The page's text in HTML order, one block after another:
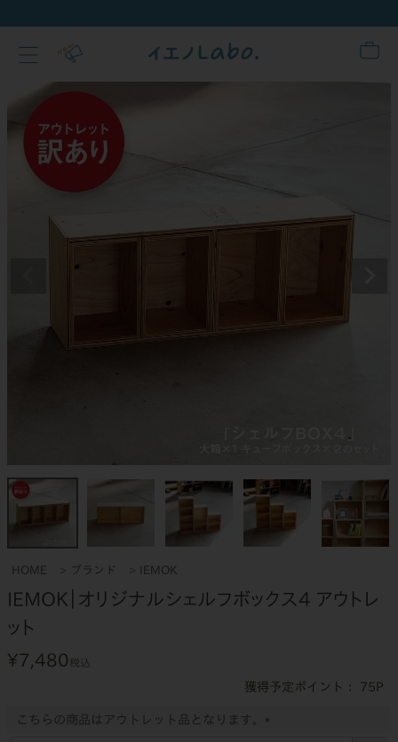
HOME ブランド IEMOK
IEMOK｜オリジナルシェルフボックス4 アウトレ
ット
¥7,480 税込
75
こちらの商品はアウトレット品となります。